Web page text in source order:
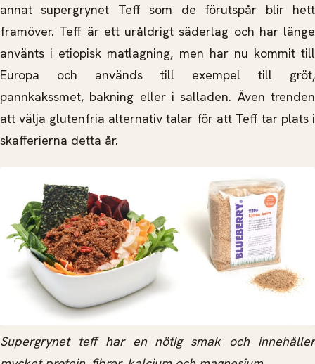
annat supergrynet Teff som de förutspår blir hett
framöver. Teff är ett uråldrigt säderlag och har länge
använts i etiopisk matlagning, men har nu kommit till
Europa och används till exempel till gröt,
pannkakssmet, bakning eller i salladen. Även trenden
att välja glutenfria alternativ talar för att Teff tar plats i
skafferierna detta år.
Supergrynet teff har en nötig smak och innehåller